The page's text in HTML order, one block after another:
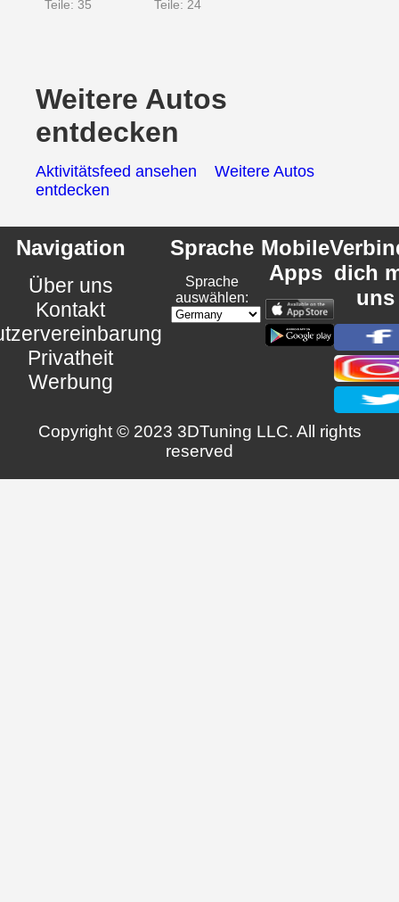
Teile: 35 Teile: 24
Weitere Autos
entdecken
Aktivitätsfeed ansehen
Weitere Autos
entdecken
Navigation
Über uns
Kontakt
Privatheit
Werbung
Sprache
Sprache
auswählen:
Mobile
Apps dich
uns
Copyright © 2023 3DTuning LLC. All rights
reserved